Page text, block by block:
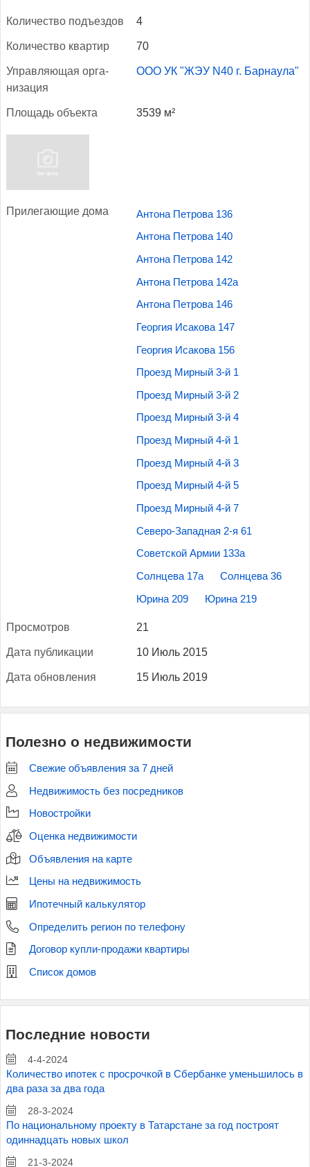
Ко­личес­тво подъ­ез­дов 4
Ко­личес­тво квар­тир 70
Уп­равля­ющая ор­га­
низа­ция
ООО УК "ЖЭУ N40 г. Барнаула"
Пло­щадь объ­ек­та 3539 м²
При­лега­ющие до­ма Антона Петрова 136
Антона Петрова 140
Антона Петрова 142
Антона Петрова 142а
Антона Петрова 146
Георгия Исакова 147
Георгия Исакова 156
Проезд Мирный 3-й 1
Проезд Мирный 3-й 2
Проезд Мирный 3-й 4
Проезд Мирный 4-й 1
Проезд Мирный 4-й 3
Проезд Мирный 4-й 5
Проезд Мирный 4-й 7
Северо-Западная 2-я 61
Советской Армии 133а
Солнцева 17а Солнцева 36
Юрина 209 Юрина 219
Прос­мотров 21
Да­та пуб­ли­кации 10 Июль 2015
Да­та об­новле­ния 15 Июль 2019
Полезно о недвижимости
Свежие объявления за 7 дней
Недвижимость без посредников
Новостройки
Оценка недвижимости
Объявления на карте
Цены на недвижимость
Ипотечный калькулятор
Определить регион по телефону
Договор купли-продажи квартиры
Список домов
Последние новости
4-4-2024
Количество ипотек с просрочкой в Сбербанке уменьшилось в
два раза за два года
28-3-2024
По национальному проекту в Татарстане за год построят
одиннадцать новых школ
21-3-2024